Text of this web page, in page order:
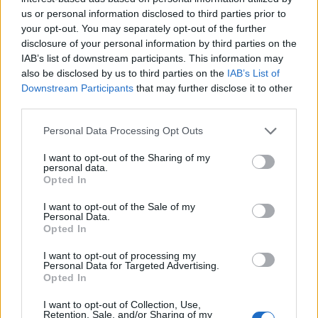
us or personal information disclosed to third parties prior to
your opt-out. You may separately opt-out of the further
disclosure of your personal information by third parties on the
IAB’s list of downstream participants. This information may
also be disclosed by us to third parties on the IAB’s List of
Downstream Participants that may further disclose it to other
Personal Data Processing Opt Outs
I want to opt-out of the Sharing of my
personal data.
Opted In
I want to opt-out of the Sale of my
Personal Data.
Opted In
I want to opt-out of processing my
Personal Data for Targeted Advertising.
Opted In
I want to opt-out of Collection, Use,
Retention, Sale, and/or Sharing of my
Aksident në Peru/
Trembëdhjetë të vdekur
dhe katër të plagosur në
përplasjen midis furgonit
dhe kamionit
Rënia historike e Danubit
nxjerr nga uji anije naziste
dhe municione të
pashpërthyera të Luftës
së Dytë Botërore
Poçit dhe Hundëkuqit,
flakët kërcënojnë zonat e
banuara
Qytetaret nuk heqin dorë,
dorëheqjen
të fundit
ish-dyshen e Tiranës, Florent